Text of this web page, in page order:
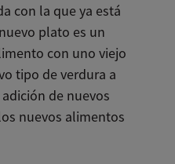
con la que ya está
plato es un
con uno viejo
tipo de verdura a
de nuevos
nuevos alimentos